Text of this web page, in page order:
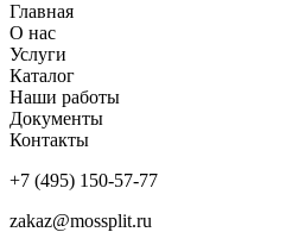
Главная
О нас
Услуги
Каталог
Наши работы
Документы
Контакты
+7 (495) 150-57-77
zakaz@mossplit.ru